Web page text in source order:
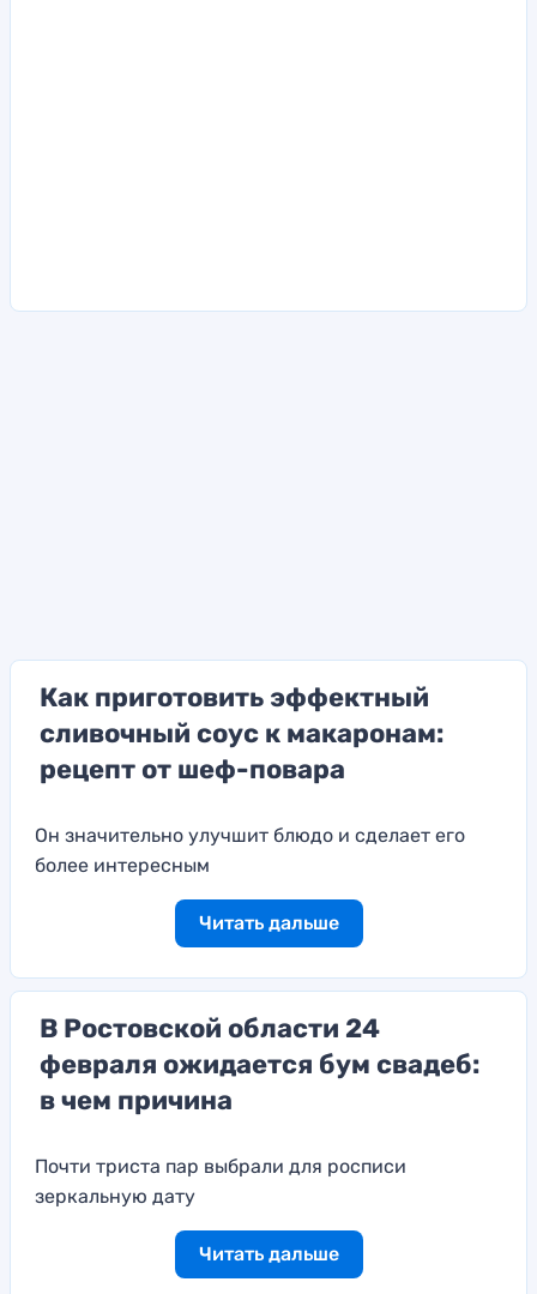
Как приготовить эффектный
сливочный соус к макаронам:
рецепт от шеф-повара
Он значительно улучшит блюдо и сделает его
более интересным
Читать дальше
В Ростовской области 24
февраля ожидается бум свадеб:
в чем причина
Почти триста пар выбрали для росписи
зеркальную дату
Читать дальше